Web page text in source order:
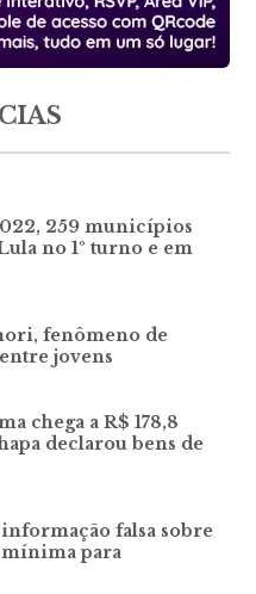
259 municípios
no 1º turno e em
fenômeno de
jovens
chega a R$ 178,8
declarou bens de
falsa sobre
mínima para